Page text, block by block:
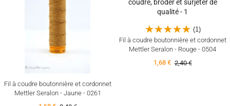
Fil à coudre boutonnière et cordonnet
Mettler Seralon - Jaune - 0261
(1)
Fil à coudre boutonnière et cordonnet
Mettler Seralon - Rouge - 0504
1,68 € 2,40 €